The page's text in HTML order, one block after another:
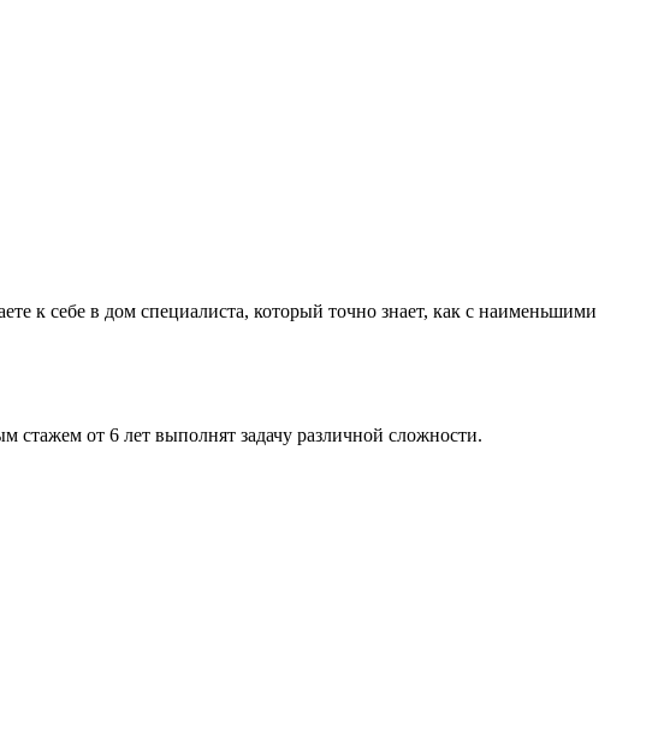
к себе в дом специалиста, который точно знает, как с наименьшими
от 6 лет выполнят задачу различной сложности.